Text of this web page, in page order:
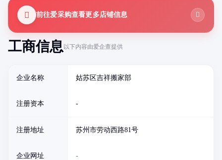
工商信息以下内容由爱企查提供
企业名称 姑苏区吉祥搬家部
注册资本 -
注册地址 苏州市劳动西路81号
企业网址 -
前往爱采购查看更多店铺信息